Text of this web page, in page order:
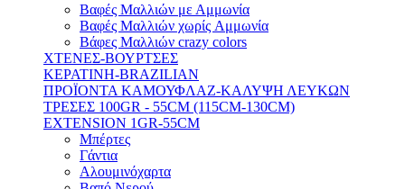
Βαφές Μαλλιών με Αμμωνία
Βαφές Μαλλιών χωρίς Aμμωνία
Βάφες Μαλλιών crazy colors
ΧΤΕΝΕΣ-ΒΟΥΡΤΣΕΣ
ΚΕΡΑΤΙΝΗ-BRAZILIAN
ΠΡΟΪΟΝΤΑ ΚΑΜΟΥΦΛΑΖ-ΚΑΛΥΨΗ ΛΕΥΚΩΝ
ΤΡΕΣΕΣ 100GR - 55CM (115CM-130CM)
EXTENSION 1GR-55CM
Μπέρτες
Γάντια
Αλουμινόχαρτα